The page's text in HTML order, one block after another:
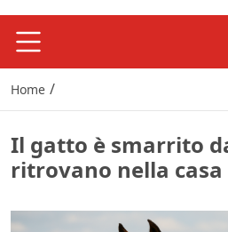
Home /
Il gatto è smarrito
ritrovano nella